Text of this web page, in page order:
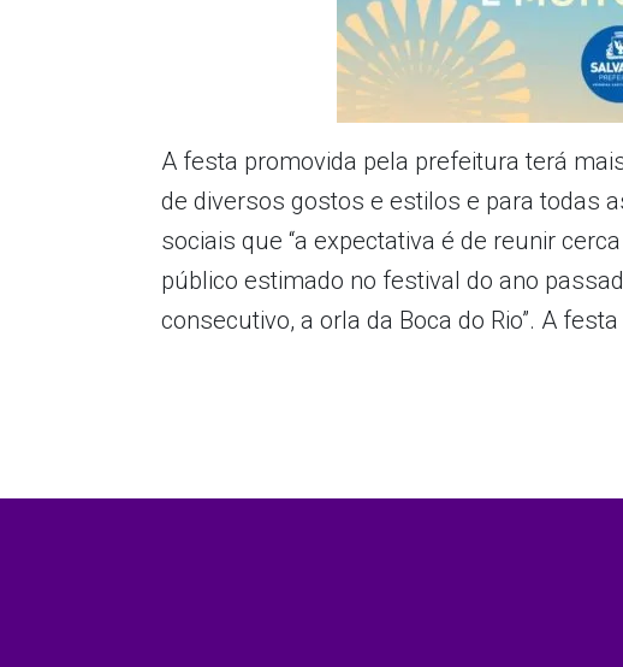
A festa promovida pela prefeitura terá
de diversos gostos e estilos e para todas
sociais que “a expectativa é de reunir
público estimado no festival do ano
consecutivo, a orla da Boca do Rio”. A